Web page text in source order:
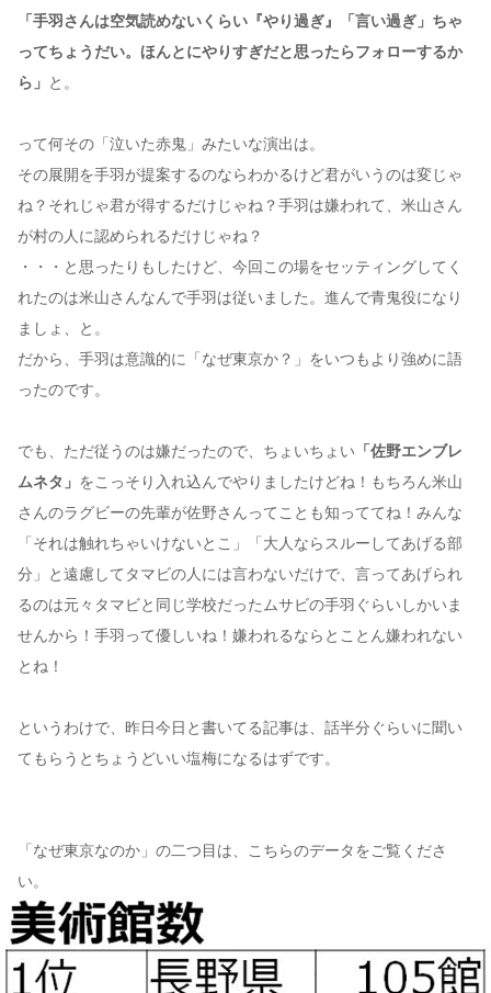
「手羽さんは空気読めないくらい『やり過ぎ』「言い過ぎ」ちゃ
ってちょうだい。ほんとにやりすぎだと思ったらフォローするか
ら」 と。
って何その「泣いた赤鬼」みたいな演出は。
その展開を手羽が提案するのならわかるけど君がいうのは変じゃ
ね？それじゃ君が得するだけじゃね？手羽は嫌われて、米山さん
が村の人に認められるだけじゃね？
・・・と思ったりもしたけど、今回この場をセッティングしてく
れたのは米山さんなんで手羽は従いました。進んで青鬼役になり
ましょ、と。
だから、手羽は意識的に「なぜ東京か？」をいつもより強めに語
ったのです。
でも、ただ従うのは嫌だったので、ちょいちょい 「佐野エンブレ
ムネタ」 をこっそり入れ込んでやりましたけどね！もちろん米山
さんのラグビーの先輩が佐野さんってことも知っててね！みんな
「それは触れちゃいけないとこ」「大人ならスルーしてあげる部
分」と遠慮してタマビの人には言わないだけで、言ってあげられ
るのは元々タマビと同じ学校だったムサビの手羽ぐらいしかいま
せんから！手羽って優しいね！嫌われるならとことん嫌われない
とね！
というわけで、昨日今日と書いてる記事は、話半分ぐらいに聞い
てもらうとちょうどいい塩梅になるはずです。
「なぜ東京なのか」の二つ目は、こちらのデータをご覧くださ
い。